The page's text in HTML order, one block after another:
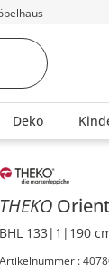
Deko
Inhalt der
THEKO
BHL 133|1|190
Artikelnummer :